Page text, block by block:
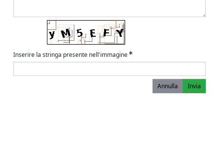
Inserire la stringa presente nell'immagine
Annulla Invia